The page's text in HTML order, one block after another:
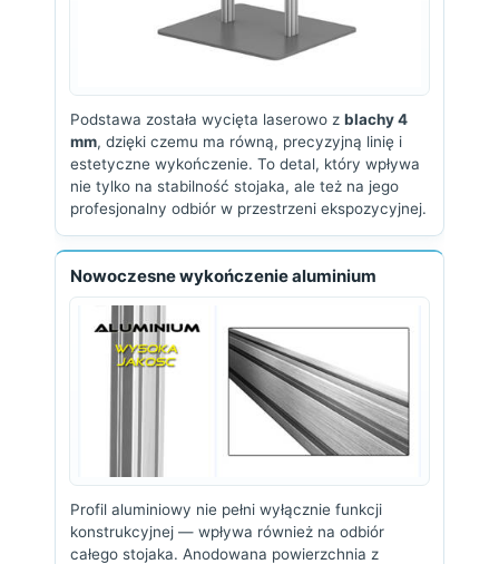
Podstawa została wycięta laserowo z blachy 4
mm, dzięki czemu ma równą, precyzyjną linię i
estetyczne wykończenie. To detal, który wpływa
nie tylko na stabilność stojaka, ale też na jego
profesjonalny odbiór w przestrzeni ekspozycyjnej.
Nowoczesne wykończenie aluminium
Profil aluminiowy nie pełni wyłącznie funkcji
konstrukcyjnej — wpływa również na odbiór
całego stojaka. Anodowana powierzchnia z